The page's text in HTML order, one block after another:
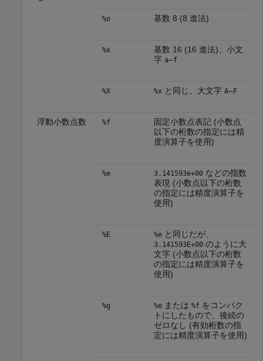
%o 基数 8 (8 進法)
%x
基数 16 (16 進法)、小文
字 a–f
%X %xと同じ、大文字 A–F
浮動小数点数 %f
固定小数点表記 (小数点
以下の桁数の指定には精
度演算子を使用)
%e 3.141593e+00などの指数
表現 (小数点以下の桁数
の指定には精度演算子を
使用)
%E %eと同じだが、
3.141593E+00のように大
文字 (小数点以下の桁数
の指定には精度演算子を
使用)
%g %eまたは %fをコンパク
トにしたもので、後続の
ゼロなし (有効桁数の指
定には精度演算子を使用)